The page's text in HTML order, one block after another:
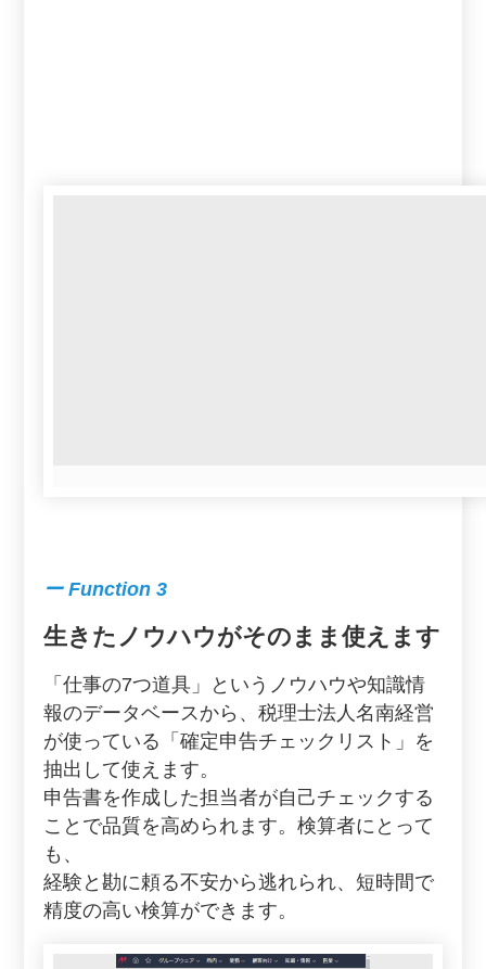
ー Function 3
生きたノウハウがそのまま使えます
「仕事の7つ道具」というノウハウや知識情
報のデータベースから、税理士法人名南経営
が使っている「確定申告チェックリスト」を
抽出して使えます。
申告書を作成した担当者が自己チェックする
ことで品質を高められます。検算者にとって
も、
経験と勘に頼る不安から逃れられ、短時間で
精度の高い検算ができます。